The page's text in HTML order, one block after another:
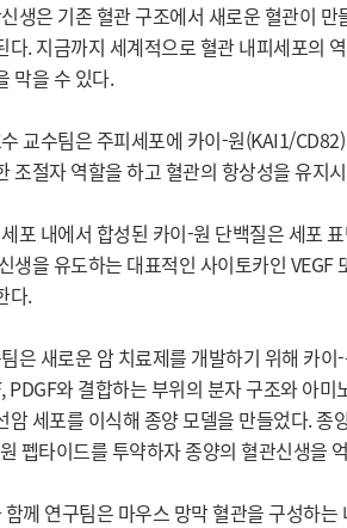
생은 기존 혈관 구조에서 새로운 혈관이
다. 지금까지 세계적으로 혈관 내피세포의
막을 수 있다.
교수팀은 주피세포에 카이-원(KAI1/
조절자 역할을 하고 혈관의 항상성을 유지
포 내에서 합성된 카이-원 단백질은 세포
생을 유도하는 대표적인 사이토카인
다.
은 새로운 암 치료제를 개발하기 위해 카
PDGF와 결합하는 부위의 분자 구조와 아
암 세포를 이식해 종양 모델을 만들었다.
펩타이드를 투약하자 종양의 혈관신생을
함께 연구팀은 마우스 망막 혈관을 구성하